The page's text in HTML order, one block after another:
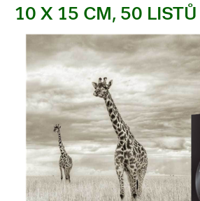
10 X 15 CM, 50 LISTŮ